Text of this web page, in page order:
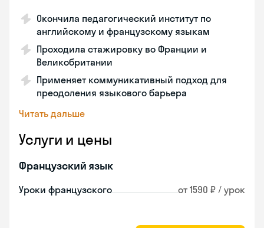
Окончила педагогический институт по
английскому и французскому языкам
Проходила стажировку во Франции и
Великобритании
Применяет коммуникативный подход для
преодоления языкового барьера
Читать дальше
Услуги и цены
Французский язык
Уроки французского от 1590 ₽ / урок